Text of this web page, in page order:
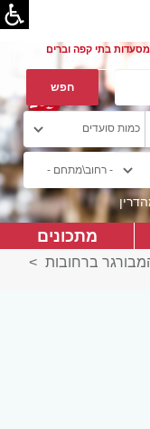
בתי קפה וברים
מתכונים
ברחובות >